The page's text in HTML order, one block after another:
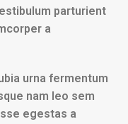
parturient
a
urna fermentum
nam leo sem
egestas a